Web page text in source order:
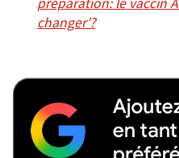
changer’?